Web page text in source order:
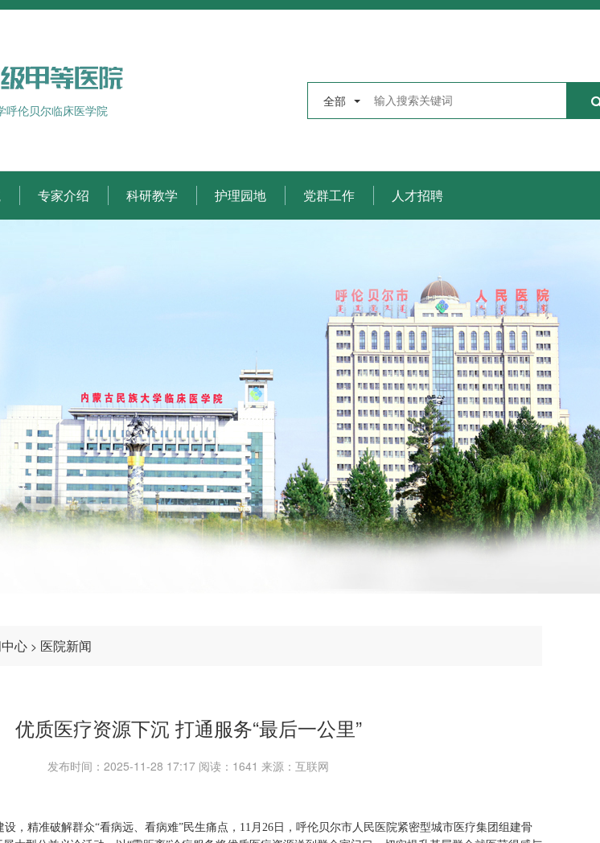
呼伦贝尔临床医学院
全部
专家介绍 科研教学 护理园地 党群工作 人才招聘
心 > 医院新闻
优质医疗资源下沉 打通服务“最后一公里”
发布时间：2025-11-28 17:17 阅读：1641 来源：互联网
，精准破解群众“看病远、看病难”民生痛点，11月26日，呼伦贝尔市人民医院紧密型城市医疗集团组建骨